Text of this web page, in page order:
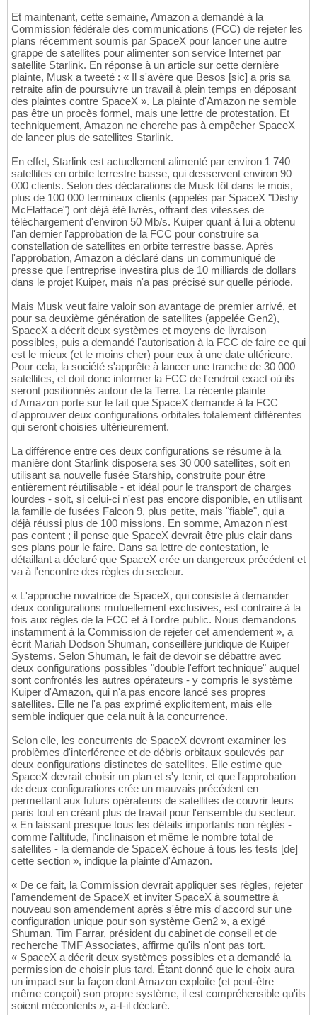
Et maintenant, cette semaine, Amazon a demandé à la
Commission fédérale des communications (FCC) de rejeter les
plans récemment soumis par SpaceX pour lancer une autre
grappe de satellites pour alimenter son service Internet par
satellite Starlink. En réponse à un article sur cette dernière
plainte, Musk a tweeté : « Il s'avère que Besos [sic] a pris sa
retraite afin de poursuivre un travail à plein temps en déposant
des plaintes contre SpaceX ». La plainte d'Amazon ne semble
pas être un procès formel, mais une lettre de protestation. Et
techniquement, Amazon ne cherche pas à empêcher SpaceX
de lancer plus de satellites Starlink.
En effet, Starlink est actuellement alimenté par environ 1 740
satellites en orbite terrestre basse, qui desservent environ 90
000 clients. Selon des déclarations de Musk tôt dans le mois,
plus de 100 000 terminaux clients (appelés par SpaceX "Dishy
McFlatface") ont déjà été livrés, offrant des vitesses de
téléchargement d'environ 50 Mb/s. Kuiper quant à lui a obtenu
l'an dernier l'approbation de la FCC pour construire sa
constellation de satellites en orbite terrestre basse. Après
l'approbation, Amazon a déclaré dans un communiqué de
presse que l'entreprise investira plus de 10 milliards de dollars
dans le projet Kuiper, mais n'a pas précisé sur quelle période.
Mais Musk veut faire valoir son avantage de premier arrivé, et
pour sa deuxième génération de satellites (appelée Gen2),
SpaceX a décrit deux systèmes et moyens de livraison
possibles, puis a demandé l'autorisation à la FCC de faire ce qui
est le mieux (et le moins cher) pour eux à une date ultérieure.
Pour cela, la société s'apprête à lancer une tranche de 30 000
satellites, et doit donc informer la FCC de l'endroit exact où ils
seront positionnés autour de la Terre. La récente plainte
d'Amazon porte sur le fait que SpaceX demande à la FCC
d'approuver deux configurations orbitales totalement différentes
qui seront choisies ultérieurement.
La différence entre ces deux configurations se résume à la
manière dont Starlink disposera ses 30 000 satellites, soit en
utilisant sa nouvelle fusée Starship, construite pour être
entièrement réutilisable - et idéal pour le transport de charges
lourdes - soit, si celui-ci n'est pas encore disponible, en utilisant
la famille de fusées Falcon 9, plus petite, mais "fiable", qui a
déjà réussi plus de 100 missions. En somme, Amazon n'est
pas content ; il pense que SpaceX devrait être plus clair dans
ses plans pour le faire. Dans sa lettre de contestation, le
détaillant a déclaré que SpaceX crée un dangereux précédent et
va à l'encontre des règles du secteur.
« L'approche novatrice de SpaceX, qui consiste à demander
deux configurations mutuellement exclusives, est contraire à la
fois aux règles de la FCC et à l'ordre public. Nous demandons
instamment à la Commission de rejeter cet amendement », a
écrit Mariah Dodson Shuman, conseillère juridique de Kuiper
Systems. Selon Shuman, le fait de devoir se débattre avec
deux configurations possibles "double l'effort technique" auquel
sont confrontés les autres opérateurs - y compris le système
Kuiper d'Amazon, qui n'a pas encore lancé ses propres
satellites. Elle ne l'a pas exprimé explicitement, mais elle
semble indiquer que cela nuit à la concurrence.
Selon elle, les concurrents de SpaceX devront examiner les
problèmes d'interférence et de débris orbitaux soulevés par
deux configurations distinctes de satellites. Elle estime que
SpaceX devrait choisir un plan et s'y tenir, et que l'approbation
de deux configurations crée un mauvais précédent en
permettant aux futurs opérateurs de satellites de couvrir leurs
paris tout en créant plus de travail pour l'ensemble du secteur.
« En laissant presque tous les détails importants non réglés -
comme l'altitude, l'inclinaison et même le nombre total de
satellites - la demande de SpaceX échoue à tous les tests [de]
cette section », indique la plainte d'Amazon.
« De ce fait, la Commission devrait appliquer ses règles, rejeter
l'amendement de SpaceX et inviter SpaceX à soumettre à
nouveau son amendement après s'être mis d'accord sur une
configuration unique pour son système Gen2 », a exigé
Shuman. Tim Farrar, président du cabinet de conseil et de
recherche TMF Associates, affirme qu'ils n'ont pas tort.
« SpaceX a décrit deux systèmes possibles et a demandé la
permission de choisir plus tard. Étant donné que le choix aura
un impact sur la façon dont Amazon exploite (et peut-être
même conçoit) son propre système, il est compréhensible qu'ils
soient mécontents », a-t-il déclaré.